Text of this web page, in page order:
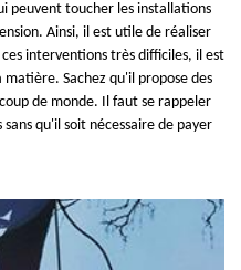
peuvent toucher les installations
Ainsi, il est utile de réaliser
interventions très difficiles, il est
matière. Sachez qu'il propose des
de monde. Il faut se rappeler
qu'il soit nécessaire de payer